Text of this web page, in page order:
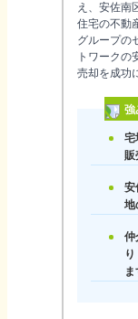
え、安佐南
住宅の不動
グループの
トワークの
売却を成功
強
宅
販
安
地
仲
ま